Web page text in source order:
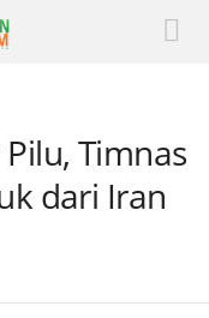
Timnas
dari Iran